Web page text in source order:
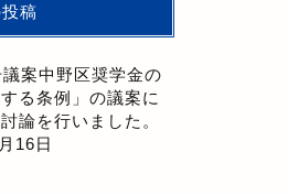
稿
議案中野区奨学金の
る条例」の議案に
論を行いました。
16日